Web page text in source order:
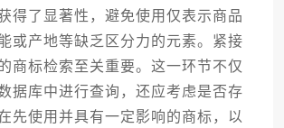
得了显著性，避免使用仅表示商品
或产地等缺乏区分力的元素。紧接
商标检索至关重要。这一环节不仅
据库中进行查询，还应考虑是否存
先使用并具有一定影响的商标，以